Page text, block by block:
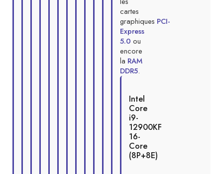
cartes
graphiques PCI-
Express
5.0 ou
encore
la RAM
DDR5.
Intel
Core
i9-
12900KF
16-
Core
(8P+8E)